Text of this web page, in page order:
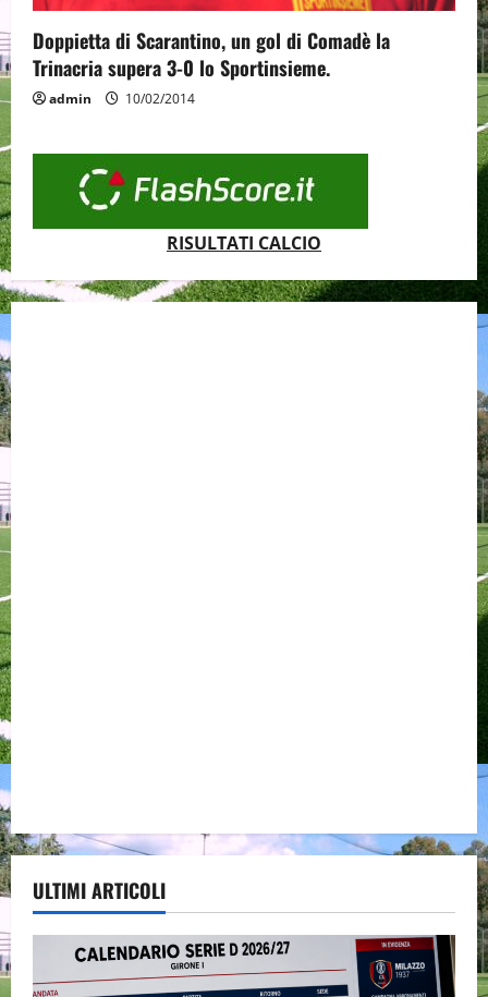
Doppietta di Scarantino, un gol di Comadè la
Trinacria supera 3-0 lo Sportinsieme.
admin 10/02/2014
RISULTATI CALCIO
ULTIMI ARTICOLI